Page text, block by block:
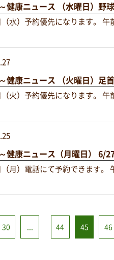
ニュース （水曜日）野球
（水）予約優先になります。
ニュース （火曜日）足首
（火）予約優先になります。
ニュース（月曜日） 6/27
月）電話にて予約できます。
30 44 45 46